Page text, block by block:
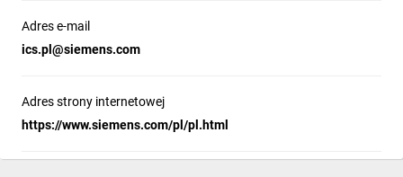
Ile maksymalnie
przewodów można
Adres e-mail
ics.pl@siemens.com
Adres strony internetowej
https://www.siemens.com/pl/pl.html